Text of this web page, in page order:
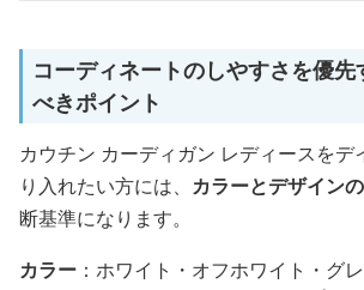
コーディネートのしやすさを優先
べきポイント
カウチン カーディガン レディースをデ
り入れたい方には、 カラーとデザイン
断基準になります。
カラー ：ホワイト・オフホワイト・グ